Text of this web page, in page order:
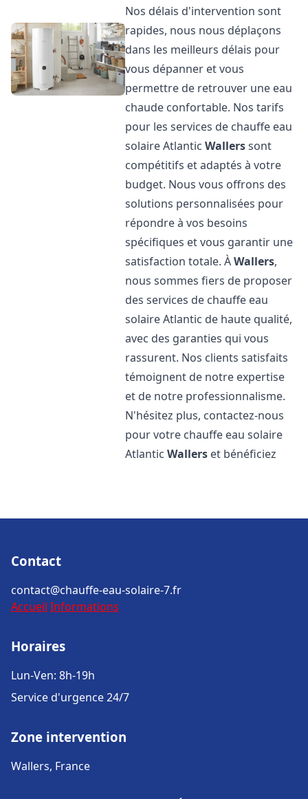
Nos délais d'intervention sont
rapides, nous nous déplaçons
dans les meilleurs délais pour
vous dépanner et vous
permettre de retrouver une eau
chaude confortable. Nos tarifs
pour les services de chauffe eau
solaire AtlanticWallerssont
compétitifs et adaptés à votre
budget. Nous vous offrons des
solutions personnalisées pour
répondre à vos besoins
spécifiques et vous garantir une
satisfaction totale. ÀWallers,
nous sommes fiers de proposer
des services de chauffe eau
solaire Atlantic de haute qualité,
avec des garanties qui vous
rassurent. Nos clients satisfaits
témoignent de notre expertise
et de notre professionnalisme.
N'hésitez plus, contactez-nous
pour votre chauffe eau solaire
AtlanticWallers et bénéficiez
Contact
contact@chauffe-eau-solaire-7.fr
Accueil Informations
Horaires
Lun-Ven: 8h-19h
Service d'urgence 24/7
Zone intervention
Wallers, France